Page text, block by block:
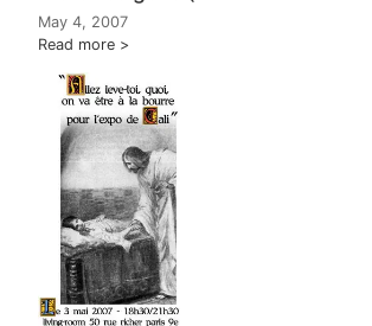
May 4, 2007
Read more